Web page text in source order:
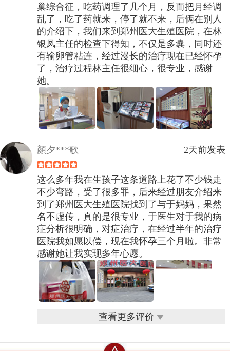
巢综合征，吃药调理了几个月，反而把月经调
乱了，吃了药就来，停了就不来，后俩在别人
的介绍下，我们来到郑州医大生殖医院，在林
银凤主任的检查下得知，不仅是多囊，同时还
有输卵管粘连，经过漫长的治疗现在已经怀孕
了，治疗过程林主任很细心，很专业，感谢
她。
顏夕***歌 2天前发表
这么多年我在生孩子这条道路上花了不少钱走
不少弯路，受了很多罪，后来经过朋友介绍来
到了郑州医大生殖医院找到了与于妈妈，果然
名不虚传，真的是很专业，于医生对于我的病
症分析很明确，对症治疗，在经过半年的治疗
医院我如愿以偿，现在我怀孕三个月啦。非常
感谢她让我实现多年心愿。
查看更多评价